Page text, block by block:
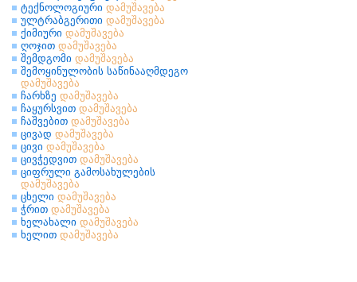
ტექნოლოგიური დამუშავება
ულტრაბგერითი დამუშავება
ქიმიური დამუშავება
ღოჯით დამუშავება
შემდგომი დამუშავება
შემოყინულობის საწინააღმდეგო
დამუშავება
ჩარხზე დამუშავება
ჩაყურსვით დამუშავება
ჩაშვებით დამუშავება
ცივად დამუშავება
ცივი დამუშავება
ცივჭედვით დამუშავება
ციფრული გამოსახულების
დამუშავება
ცხელი დამუშავება
ჭრით დამუშავება
ხელახალი დამუშავება
ხელით დამუშავება